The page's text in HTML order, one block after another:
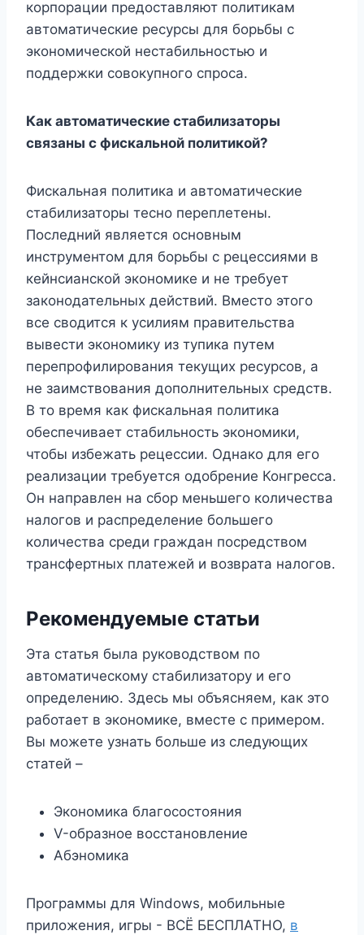
корпорации предоставляют политикам
автоматические ресурсы для борьбы с
экономической нестабильностью и
поддержки совокупного спроса.
Как автоматические стабилизаторы
связаны с фискальной политикой?
Фискальная политика и автоматические
стабилизаторы тесно переплетены.
Последний является основным
инструментом для борьбы с рецессиями в
кейнсианской экономике и не требует
законодательных действий. Вместо этого
все сводится к усилиям правительства
вывести экономику из тупика путем
перепрофилирования текущих ресурсов, а
не заимствования дополнительных средств.
В то время как фискальная политика
обеспечивает стабильность экономики,
чтобы избежать рецессии. Однако для его
реализации требуется одобрение Конгресса.
Он направлен на сбор меньшего количества
налогов и распределение большего
количества среди граждан посредством
трансфертных платежей и возврата налогов.
Рекомендуемые статьи
Эта статья была руководством по
автоматическому стабилизатору и его
определению. Здесь мы объясняем, как это
работает в экономике, вместе с примером.
Вы можете узнать больше из следующих
статей –
Экономика благосостояния
V-образное восстановление
Абэномика
Программы для Windows, мобильные
приложения, игры - ВСЁ БЕСПЛАТНО, в